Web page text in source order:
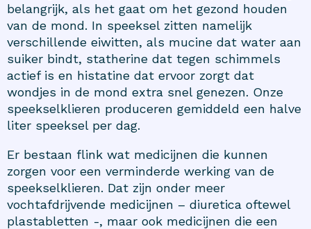
belangrijk, als het gaat om het gezond houden
van de mond. In speeksel zitten namelijk
verschillende eiwitten, als mucine dat water aan
suiker bindt, statherine dat tegen schimmels
actief is en histatine dat ervoor zorgt dat
wondjes in de mond extra snel genezen. Onze
speekselklieren produceren gemiddeld een halve
liter speeksel per dag.
Er bestaan flink wat medicijnen die kunnen
zorgen voor een verminderde werking van de
speekselklieren. Dat zijn onder meer
vochtafdrijvende medicijnen – diuretica oftewel
plastabletten -, maar ook medicijnen die een